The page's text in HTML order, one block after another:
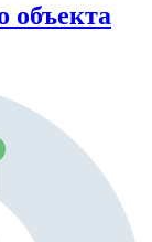
объекта